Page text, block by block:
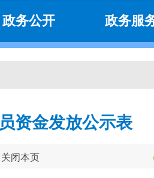
政务公开 政务服
资金发放公示表
关闭本页